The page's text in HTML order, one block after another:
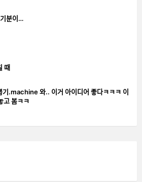
때
뽑기.machine 와.. 이거 아이디어 좋다ㅋㅋㅋ 이
봄ㅋㅋ